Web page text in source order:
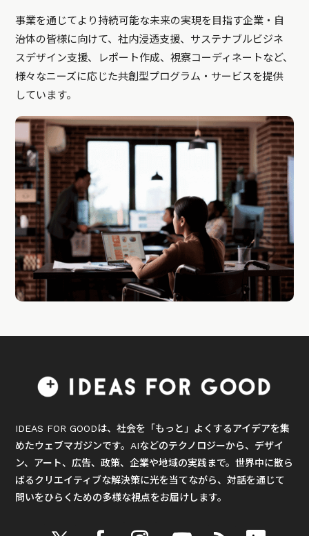
事業を通じてより持続可能な未来の実現を目指す企業・自
治体の皆様に向けて、社内浸透支援、サステナブルビジネ
スデザイン支援、レポート作成、視察コーディネートなど、
様々なニーズに応じた共創型プログラム・サービスを提供
しています。
IDEAS FOR GOODは、社会を「もっと」よくするアイデアを集
めたウェブマガジンです。AIなどのテクノロジーから、デザイ
ン、アート、広告、政策、企業や地域の実践まで。世界中に散ら
ばるクリエイティブな解決策に光を当てながら、対話を通じて
問いをひらくための多様な視点をお届けします。